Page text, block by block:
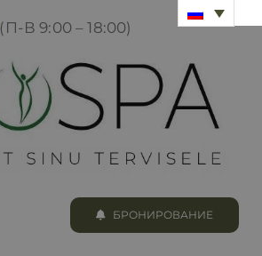
(П-В 9:00 – 18:00)
БРОНИРОВАНИЕ